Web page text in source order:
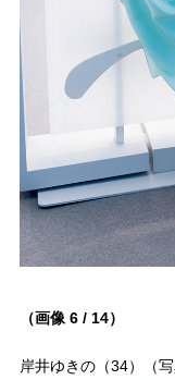
（画像 6 / 14）
岸井ゆきの（34）（写